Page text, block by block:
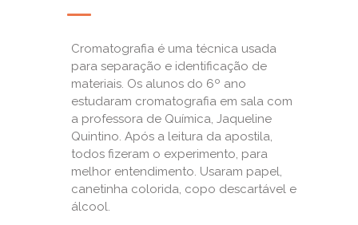
Cromatografia é uma técnica usada
para separação e identificação de
materiais. Os alunos do 6º ano
estudaram cromatografia em sala com
a professora de Química, Jaqueline
Quintino. Após a leitura da apostila,
todos fizeram o experimento, para
melhor entendimento. Usaram papel,
canetinha colorida, copo descartável e
álcool.